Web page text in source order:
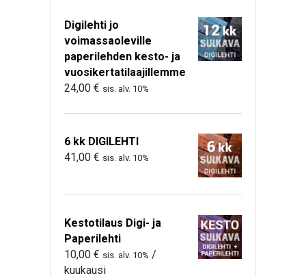
Digilehti jo
voimassaoleville
paperilehden kesto- ja
vuosikertatilaajillemme
24,00 € sis. alv. 10%
6 kk DIGILEHTI
41,00 € sis. alv. 10%
Kestotilaus Digi- ja
Paperilehti
10,00 € sis. alv. 10% /
kuukausi